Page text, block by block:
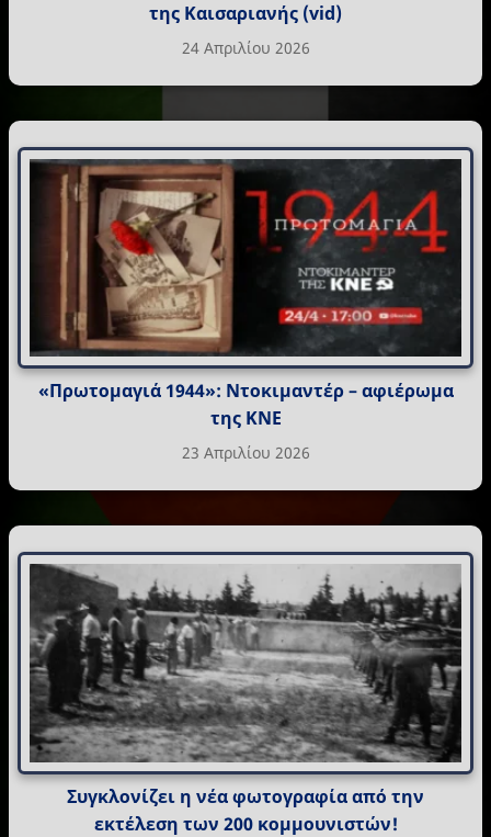
της Καισαριανής (vid)
24 Απριλίου 2026
«Πρωτομαγιά 1944»: Ντοκιμαντέρ – αφιέρωμα
της ΚΝΕ
23 Απριλίου 2026
Συγκλονίζει η νέα φωτογραφία από την
εκτέλεση των 200 κομμουνιστών!